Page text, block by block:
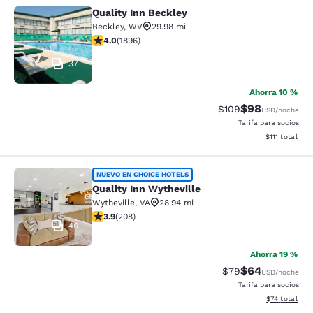
Quality Inn Beckley
37
Quality Inn Beckley
Beckley, WV
29.98 mi
calificación de 3.99 estrellas. Bueno. 1896 reseñas
4.0(1896)
Ahorra 10 %
Precio tachado:
$109Precio con
$98USD/noche
Tarifa para socios
Ver detalles
$111 total
Quality Inn Wytheville
40
NUEVO EN CHOICE HOTELS
Quality Inn Wytheville
Wytheville, VA
28.94 mi
calificación de 3.9 estrellas. Bueno. 208 reseñas
3.9(208)
Ahorra 19 %
Precio tachado:
$79Precio con
$64USD/noche
Tarifa para socios
Ver detalles
$74 total